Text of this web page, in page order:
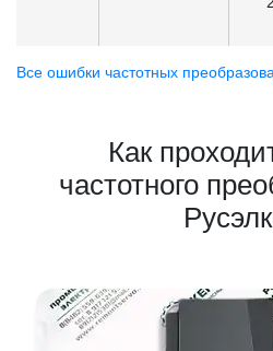
Все ошибки частотных
Как
частотного